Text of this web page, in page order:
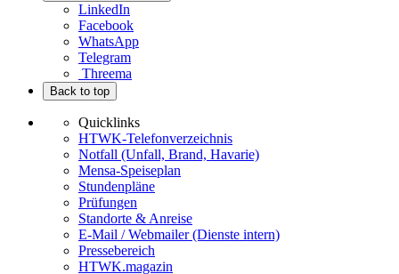
LinkedIn
Facebook
WhatsApp
Telegram
Threema
Back to top
Quicklinks
HTWK-Telefonverzeichnis
Notfall (Unfall, Brand, Havarie)
Mensa-Speiseplan
Stundenpläne
Prüfungen
Standorte & Anreise
E-Mail / Webmailer (Dienste intern)
Pressebereich
HTWK.magazin